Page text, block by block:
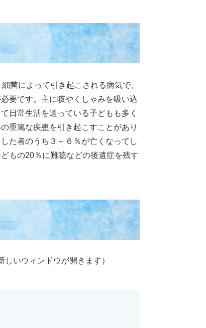
菌によって引き起こされる病気で、
要です。主に咳やくしゃみを吸い込
日常生活を送っている子どもも多く
重篤な疾患を引き起こすことがあり
た者のうち３～６％が亡くなってし
もの20％に難聴などの後遺症を残す
しいウィンドウが開きます）